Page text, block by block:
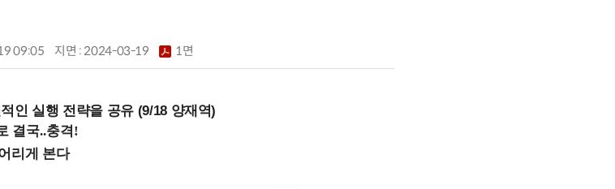
09:05 지면 :2024-03-19 1면
인 실행 전략을 공유 (9/18 양재역)